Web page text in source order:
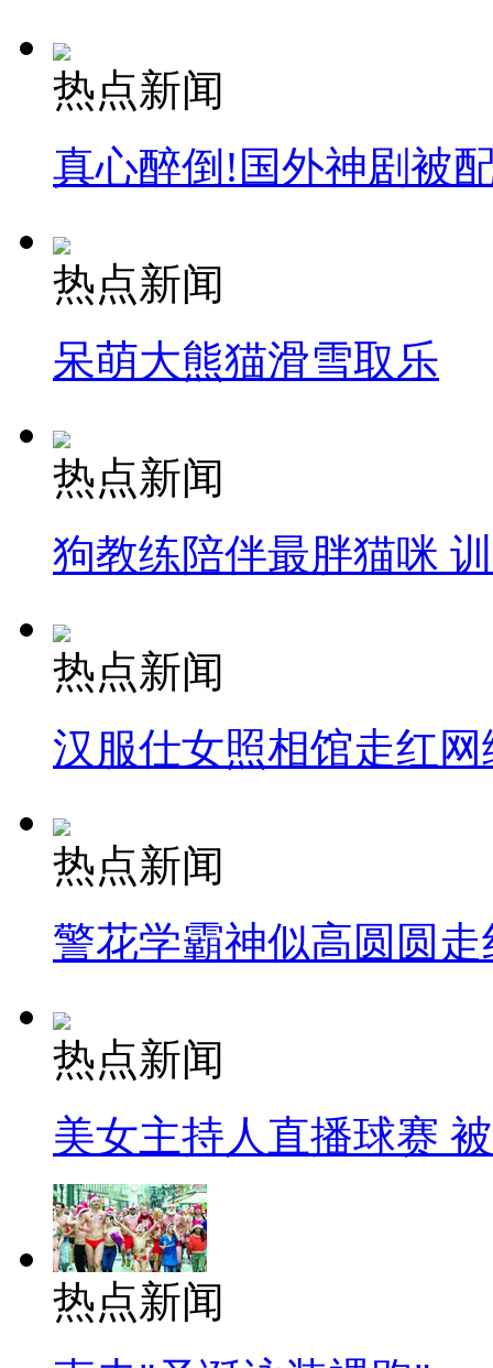
热点新闻
真心醉倒!国外神剧被
热点新闻
呆萌大熊猫滑雪取乐
热点新闻
狗教练陪伴最胖猫咪
热点新闻
汉服仕女照相馆走红网
热点新闻
警花学霸神似高圆圆走
热点新闻
美女主持人直播球赛
热点新闻